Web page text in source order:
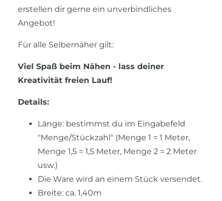
erstellen dir gerne ein unverbindliches
Angebot!
Für alle Selbernäher gilt:
Viel Spaß beim Nähen - lass deiner
Kreativität freien Lauf!
Details:
Länge: bestimmst du im Eingabefeld
"Menge/Stückzahl" (Menge 1 = 1 Meter,
Menge 1,5 = 1,5 Meter, Menge 2 = 2 Meter
usw.)
Die Ware wird an einem Stück versendet.
Breite: ca. 1,40m